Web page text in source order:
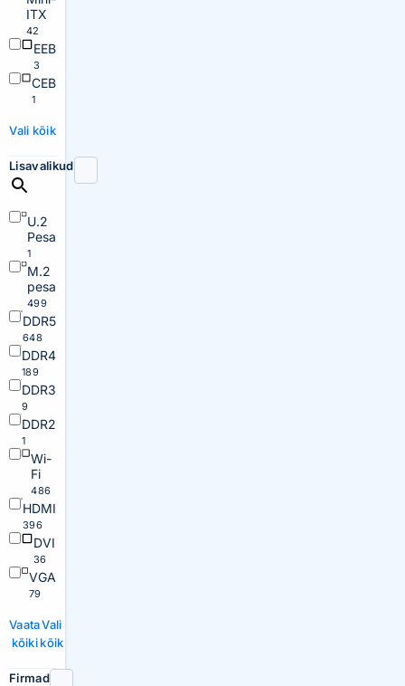
ITX
42
EEB
3
CEB
1
Vali kõik
Lisavalikud
U.2
Pesa
1
M.2
pesa
499
DDR5
648
DDR4
189
DDR3
9
DDR2
1
Wi-
Fi
486
HDMI
396
DVI
36
VGA
79
Vaata
kõiki
Vali
kõik
Firmad